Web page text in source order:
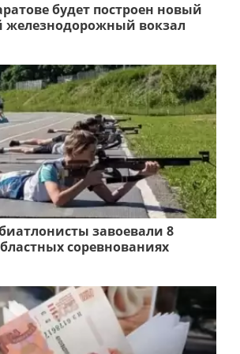
будет построен новый
железнодорожный вокзал
завоевали 8
соревнованиях